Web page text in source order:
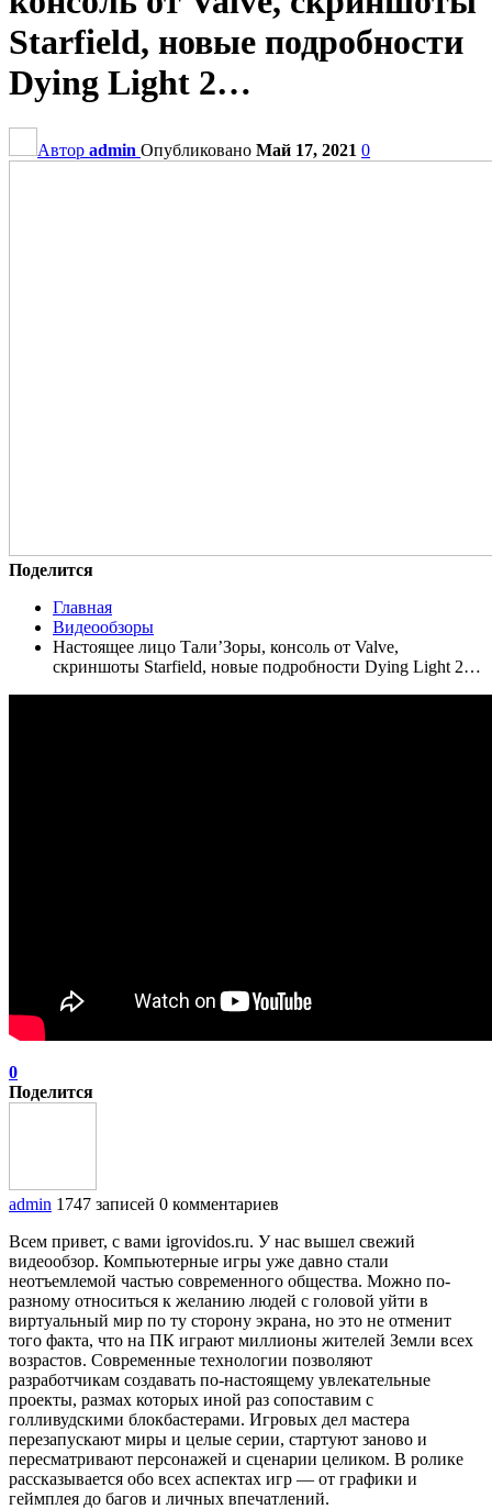
Starfield, новые подробности
Dying Light 2…
Автор admin Опубликовано Май 17, 2021 0
Поделится
Главная
Видеообзоры
Настоящее лицо Тали’Зоры, консоль от Valve,
скриншоты Starfield, новые подробности Dying Light 2…
0
Поделится
admin 1747 записей 0 комментариев
Всем привет, с вами igrovidos.ru. У нас вышел свежий
видеообзор. Компьютерные игры уже давно стали
неотъемлемой частью современного общества. Можно по-
разному относиться к желанию людей с головой уйти в
виртуальный мир по ту сторону экрана, но это не отменит
того факта, что на ПК играют миллионы жителей Земли всех
возрастов. Современные технологии позволяют
разработчикам создавать по-настоящему увлекательные
проекты, размах которых иной раз сопоставим с
голливудскими блокбастерами. Игровых дел мастера
перезапускают миры и целые серии, стартуют заново и
пересматривают персонажей и сценарии целиком. В ролике
рассказывается обо всех аспектах игр — от графики и
геймплея до багов и личных впечатлений.